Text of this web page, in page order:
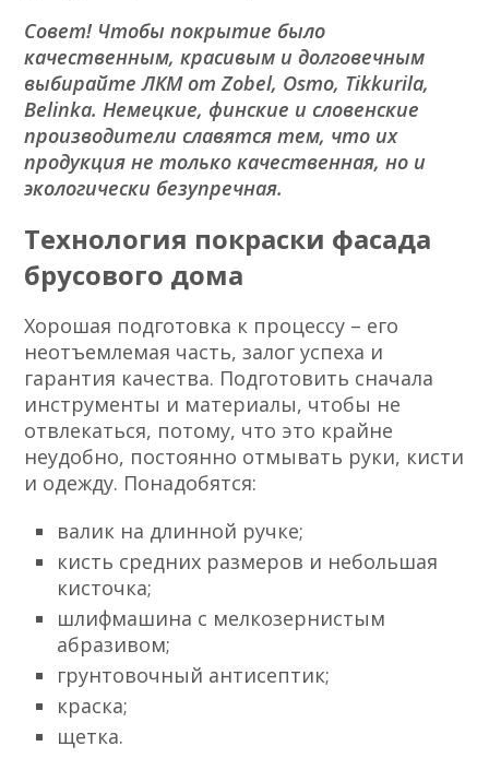
Совет! Чтобы покрытие было
качественным, красивым и долговечным
выбирайте ЛКМ от Zobel, Osmo, Tikkurila,
Belinka. Немецкие, финские и словенские
производители славятся тем, что их
продукция не только качественная, но и
экологически безупречная.
Технология покраски фасада
брусового дома
Хорошая подготовка к процессу – его
неотъемлемая часть, залог успеха и
гарантия качества. Подготовить сначала
инструменты и материалы, чтобы не
отвлекаться, потому, что это крайне
неудобно, постоянно отмывать руки, кисти
и одежду. Понадобятся:
валик на длинной ручке;
кисть средних размеров и небольшая
кисточка;
шлифмашина с мелкозернистым
абразивом;
грунтовочный антисептик;
краска;
щетка.